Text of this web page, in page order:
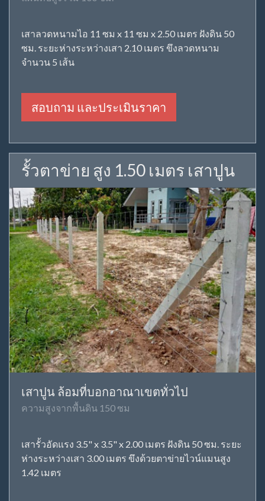
เสาลวดหนามไอ 11 ซม x 11 ซม x 2.50 เมตร ฝังดิน 50
ซม. ระยะห่างระหว่างเสา 2.10 เมตร ขึงลวดหนาม
จำนวน 5 เส้น
สอบถาม และประเมินราคา
รั้วตาข่าย สูง 1.50 เมตร เสาปูน
เสาปูน ล้อมที่บอกอาณาเขตทั่วไป
ความสูงจากพื้นดิน 150 ซม
เสารั้วอัดแรง 3.5" x 3.5" x 2.00 เมตร ฝังดิน 50 ซม. ระยะ
ห่างระหว่างเสา 3.00 เมตร ขึงด้วยตาข่ายไวน์แมนสูง
1.42 เมตร